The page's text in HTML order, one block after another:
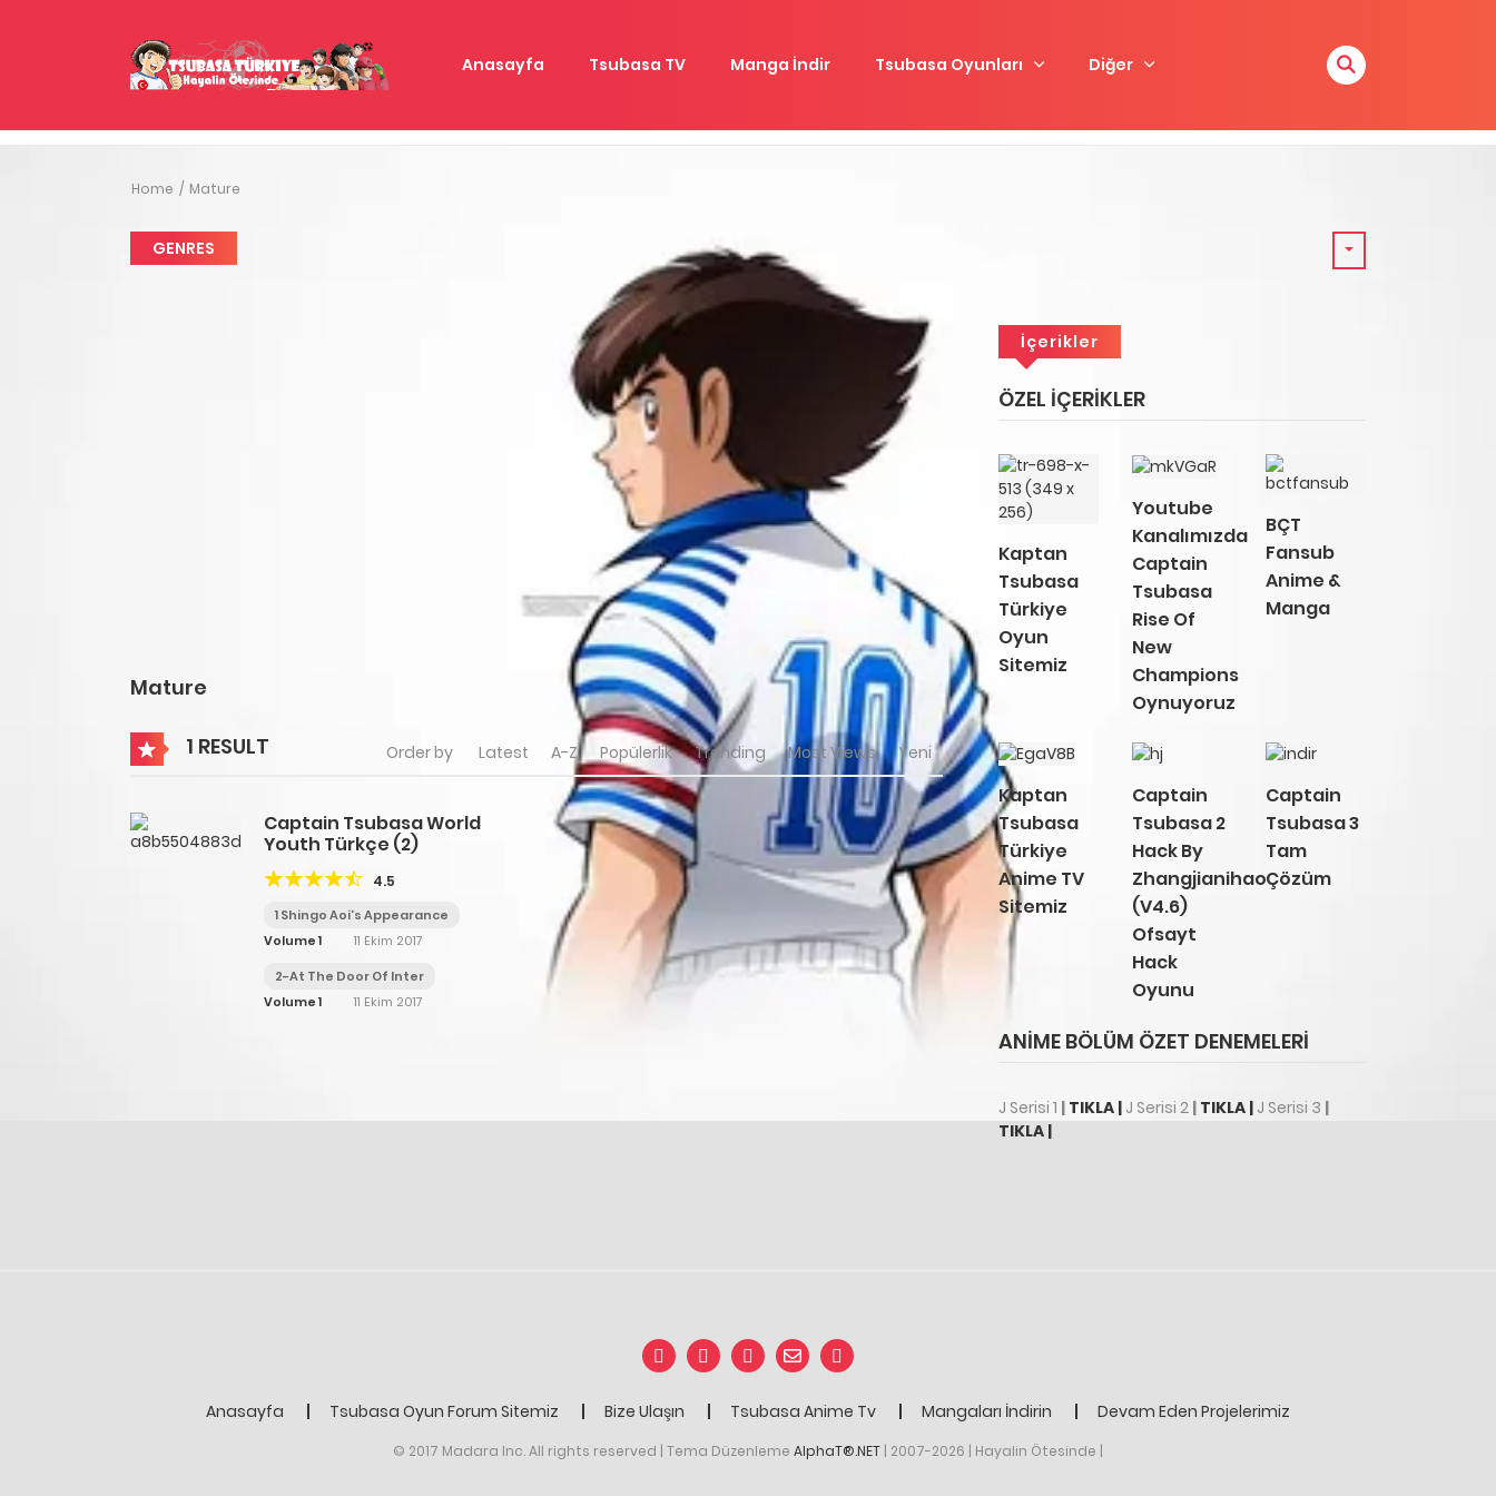
Anasayfa Tsubasa TV Manga İndir Tsubasa Oyunları Diğer
Home Mature
GENRES
Mature
1 RESULT Order by Latest A-Z Popülerlik Trending Most Views Yeni
Captain Tsubasa World
Youth Türkçe (2)
4.5
1 Shingo Aoi's Appearance
Volume 1
11 Ekim 2017
2-At The Door Of Inter
Volume 1
11 Ekim 2017
İçerikler
ÖZEL İÇERIKLER
Kaptan
Tsubasa
Türkiye
Oyun
Sitemiz
Youtube
Kanalımızda
Captain
Tsubasa
Rise Of
New
Champions
Oynuyoruz
BÇT
Fansub
Anime &
Manga
Kaptan
Tsubasa
Türkiye
Anime TV
Sitemiz
Captain
Tsubasa 2
Hack By
Zhangjianihao
(V4.6)
Ofsayt
Hack
Oyunu
Captain
Tsubasa 3
Tam
Çözüm
ANIME BÖLÜM ÖZET DENEMELERI
J Serisi 1 | TIKLA | J Serisi 2 | TIKLA | J Serisi 3 |
TIKLA |
Anasayfa Tsubasa Oyun Forum Sitemiz Bize Ulaşın Tsubasa Anime Tv Mangaları İndirin Devam Eden Projelerimiz
© 2017 Madara Inc. All rights reserved | Tema Düzenleme AlphaT®.NET | 2007-2026 | Hayalin Ötesinde |